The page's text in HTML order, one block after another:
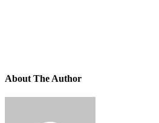
About The Author